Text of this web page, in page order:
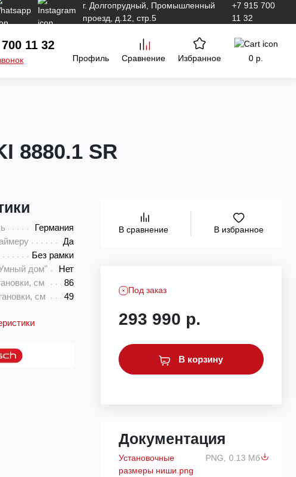
г. Долгопрудный, Промышленный
проезд, д.12, стр.5
+7 915 700
11 32
11 32
Профиль Сравнение Избранное 0 р.
8880.1 SR
Германия
Да
Без рамки
дом"
Нет
см
86
см
49
В сравнение В избранное
Под заказ
293 990 р.
В корзину
Документация
Установочные
размеры ниши.png
PNG, 0.13 Мб